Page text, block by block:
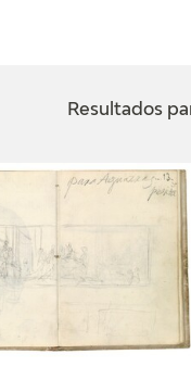
EDICIONES
Resultados